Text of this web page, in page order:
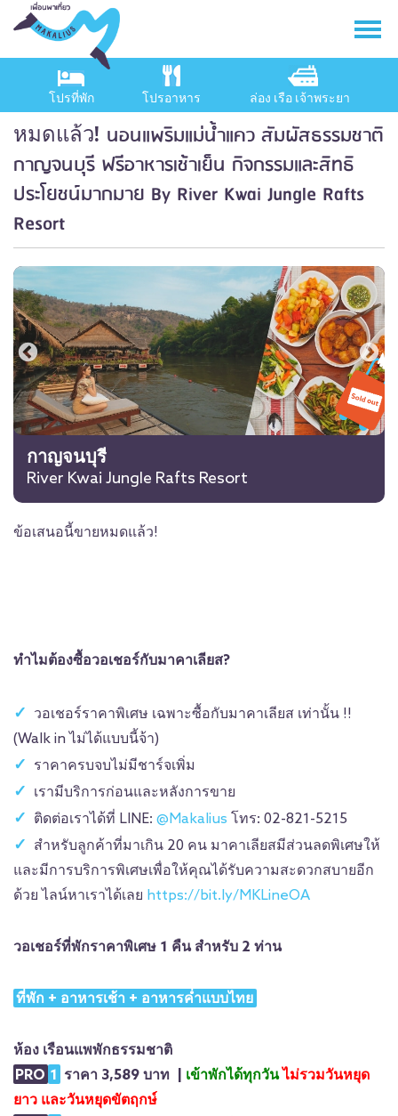
โปรที่พัก โปรอาหาร ล่อง เรือ เจ้าพระยา
หมดแล้ว! นอนแพริมแม่น้ำแคว สัมผัสธรรมชาติ
กาญจนบุรี ฟรีอาหารเช้าเย็น กิจกรรมและสิทธิ
ประโยชน์มากมาย By River Kwai Jungle Rafts
Resort
กาญจนบุรี
River Kwai Jungle Rafts Resort
ข้อเสนอนี้ขายหมดแล้ว!
ทำไมต้องซื้อวอเชอร์กับมาคาเลียส?
วอเชอร์ราคาพิเศษ เฉพาะซื้อกับมาคาเลียส เท่านั้น !!
(Walk in ไม่ได้แบบนี้จ้า)
ราคาครบจบไม่มีชาร์จเพิ่ม
เรามีบริการก่อนและหลังการขาย
ติดต่อเราได้ที่ LINE: @Makalius โทร: 02-821-5215
สำหรับลูกค้าที่มาเกิน 20 คน มาคาเลียสมีส่วนลดพิเศษให้
และมีการบริการพิเศษเพื่อให้คุณได้รับความสะดวกสบายอีก
ด้วย ไลน์หาเราได้เลย https://bit.ly/MKLineOA
วอเชอร์ที่พักราคาพิเศษ 1 คืน สำหรับ 2 ท่าน
ที่พัก + อาหารเช้า + อาหารค่ำแบบไทย
ห้อง เรือนแพพักธรรมชาติ
PRO 1 ราคา 3,589 บาท | เข้าพักได้ทุกวัน ไม่รวมวันหยุด
ยาว และวันหยุดขัตฤกษ์